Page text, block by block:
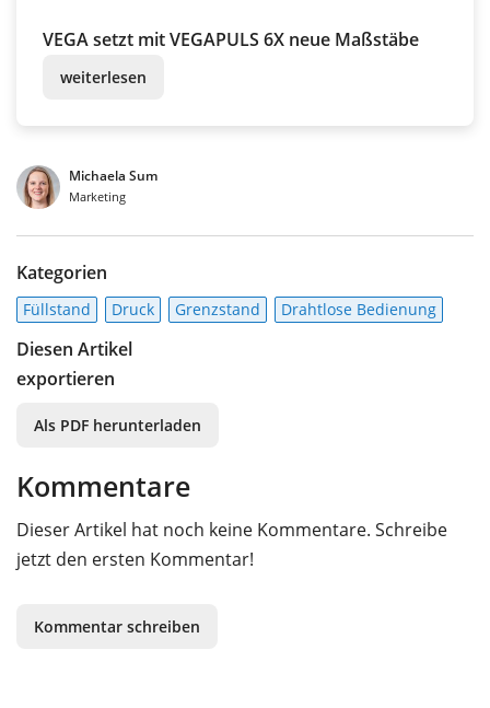
VEGA setzt mit VEGAPULS 6X neue Maßstäbe
weiterlesen
Michaela Sum
Marketing
Kategorien
Füllstand Druck Grenzstand Drahtlose Bedienung
Diesen Artikel
exportieren
Als PDF herunterladen
Kommentare
Dieser Artikel hat noch keine Kommentare. Schreibe
jetzt den ersten Kommentar!
Kommentar schreiben